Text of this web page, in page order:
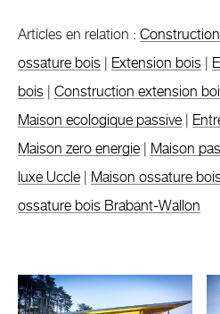
Articles en relation :
ossature bois
Extension bois
bois
Construction extension
Maison ecologique passive
Maison zero energie
Maison
luxe Uccle
Maison ossature
ossature bois Brabant-Wallon